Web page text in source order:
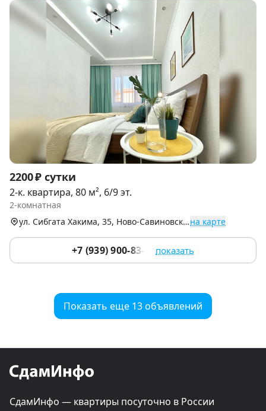
Item
1
of
2200 ₽ сутки
2-к. квартира, 80 м², 6/9 эт.
2-комнатная
ул. Сибгата Хакима, 35, Ново-Савиновский р-нна карте
+7 (939) 900-83-73 показать
Показать еще 13 объявлений
СдамИнфо — квартиры посуточно в России